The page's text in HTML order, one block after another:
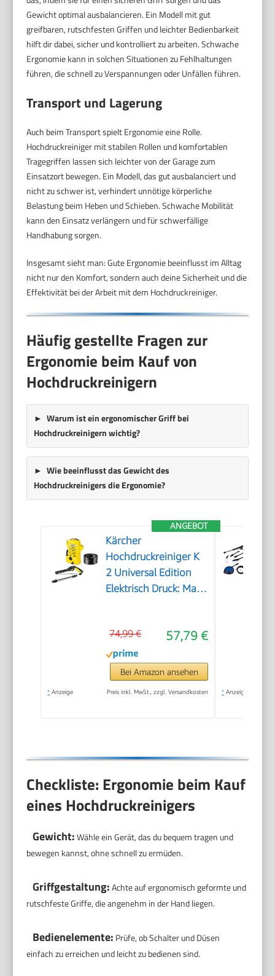
Gewicht optimal ausbalancieren. Ein Modell mit gut
greifbaren, rutschfesten Griffen und leichter Bedienbarkeit
hilft dir dabei, sicher und kontrolliert zu arbeiten. Schwache
Ergonomie kann in solchen Situationen zu Fehlhaltungen
führen, die schnell zu Verspannungen oder Unfällen führen.
Transport und Lagerung
Auch beim Transport spielt Ergonomie eine Rolle.
Hochdruckreiniger mit stabilen Rollen und komfortablen
Tragegriffen lassen sich leichter von der Garage zum
Einsatzort bewegen. Ein Modell, das gut ausbalanciert und
nicht zu schwer ist, verhindert unnötige körperliche
Belastung beim Heben und Schieben. Schwache Mobilität
kann den Einsatz verlängern und für schwerfällige
Handhabung sorgen.
Insgesamt sieht man: Gute Ergonomie beeinflusst im Alltag
nicht nur den Komfort, sondern auch deine Sicherheit und die
Effektivität bei der Arbeit mit dem Hochdruckreiniger.
Häufig gestellte Fragen zur
Ergonomie beim Kauf von
Hochdruckreinigern
Warum ist ein ergonomischer Griff bei
Hochdruckreinigern wichtig?
Wie beeinflusst das Gewicht des
Hochdruckreinigers die Ergonomie?
ANGEBOT
Kärcher
Hochdruckreiniger K
2 Universal Edition
Elektrisch Druck: Max.
Flächenleistung: 20
m²/h Wasserfilter
Gewicht: 38 kg
Hochdruckschlauch
57,79 €
74,99 €
Bei Amazon ansehen
* Anzeige Preis inkl. MwSt., zzgl. Versandkosten * Anzeige
Checkliste: Ergonomie beim Kauf
eines Hochdruckreinigers
Gewicht:Wähle ein Gerät, das du bequem tragen und
bewegen kannst, ohne schnell zu ermüden.
Griffgestaltung:Achte auf ergonomisch geformte und
rutschfeste Griffe, die angenehm in der Hand liegen.
Bedienelemente: Prüfe, ob Schalter und Düsen
einfach zu erreichen und leicht zu bedienen sind.